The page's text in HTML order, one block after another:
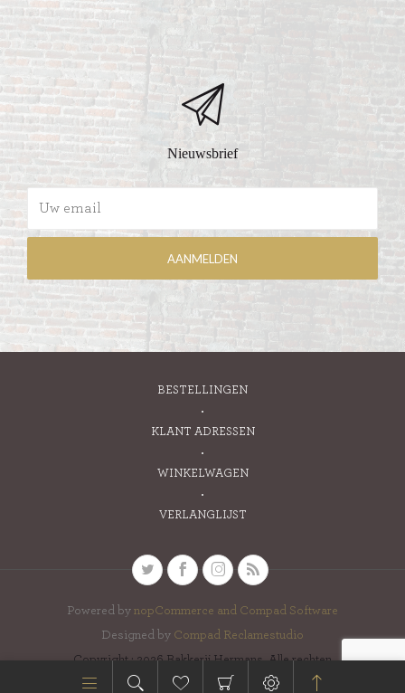
Nieuwsbrief
BESTELLINGEN
KLANT ADRESSEN
WINKELWAGEN
VERLANGLIJST
Powered by nopCommerce and Compad Software
Designed by Compad Reclamestudio
Copyright ; 2026 Bakkerij Hermans. Alle rechten
voorbehouden.